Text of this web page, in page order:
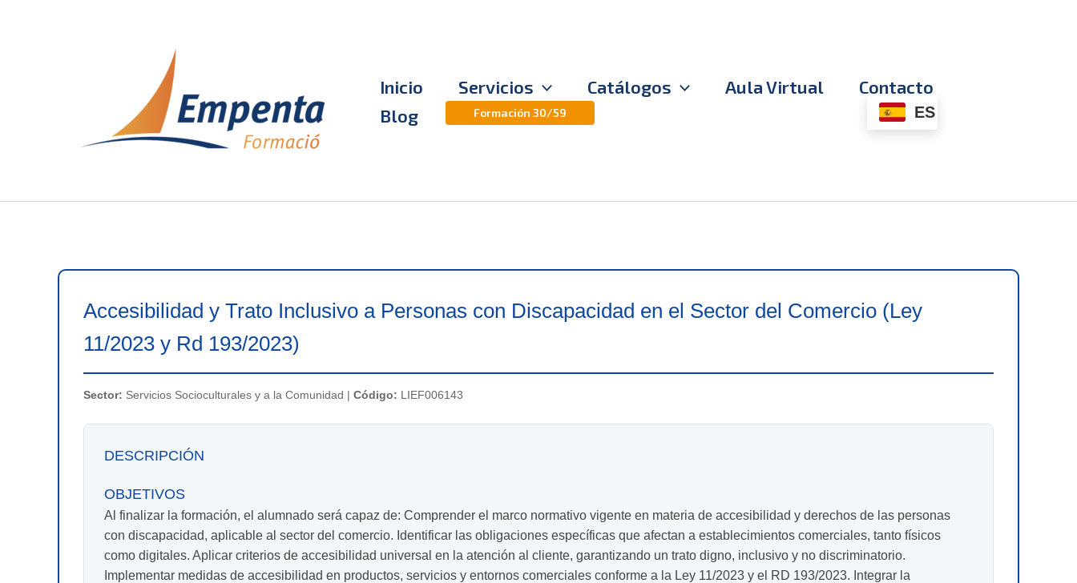
Inicio Servicios Catálogos Aula Virtual
Contacto
Blog
Formación 30/59 ES
Accesibilidad y Trato Inclusivo a Personas con Discapacidad en el Sector del Comercio (Ley
11/2023 y Rd 193/2023)
Sector: Servicios Socioculturales y a la Comunidad | Código: LIEF006143
DESCRIPCIÓN
OBJETIVOS
Al finalizar la formación, el alumnado será capaz de: Comprender el marco normativo vigente en materia de accesibilidad y derechos de las personas
con discapacidad, aplicable al sector del comercio. Identificar las obligaciones específicas que afectan a establecimientos comerciales, tanto físicos
como digitales. Aplicar criterios de accesibilidad universal en la atención al cliente, garantizando un trato digno, inclusivo y no discriminatorio.
Implementar medidas de accesibilidad en productos, servicios y entornos comerciales conforme a la Ley 11/2023 y el RD 193/2023. Integrar la